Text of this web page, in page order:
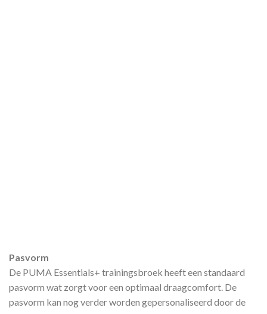
Pasvorm
De PUMA Essentials+ trainingsbroek heeft een standaard
pasvorm wat zorgt voor een optimaal draagcomfort. De
pasvorm kan nog verder worden gepersonaliseerd door de